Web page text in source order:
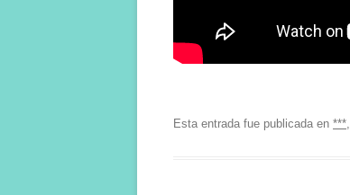
Esta entrada fue publicada en ***,